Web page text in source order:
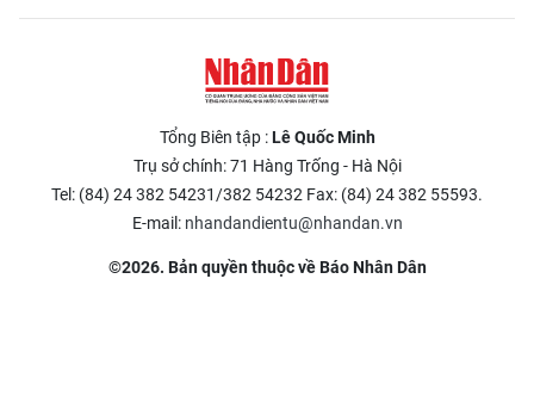
Tổng Biên tập :Lê Quốc Minh
Trụ sở chính: 71 Hàng Trống - Hà Nội
Tel: (84) 24 382 54231/382 54232 Fax: (84) 24 382 55593.
E-mail: nhandandientu@nhandan.vn
©2026. Bản quyền thuộc về Báo Nhân Dân